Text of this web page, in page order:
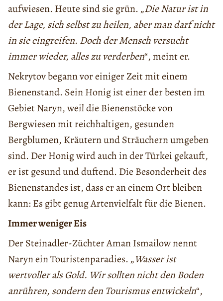
aufwiesen. Heute sind sie grün. „Die Natur ist in
der Lage, sich selbst zu heilen, aber man darf nicht
in sie eingreifen. Doch der Mensch versucht
immer wieder, alles zu verderben“, meint er.
Nekrytov begann vor einiger Zeit mit einem
Bienenstand. Sein Honig ist einer der besten im
Gebiet Naryn, weil die Bienenstöcke von
Bergwiesen mit reichhaltigen, gesunden
Bergblumen, Kräutern und Sträuchern umgeben
sind. Der Honig wird auch in der Türkei gekauft,
er ist gesund und duftend. Die Besonderheit des
Bienenstandes ist, dass er an einem Ort bleiben
kann: Es gibt genug Artenvielfalt für die Bienen.
Immer weniger Eis
Der Steinadler-Züchter Aman Ismailow nennt
Naryn ein Touristenparadies. „Wasser ist
wertvoller als Gold. Wir sollten nicht den Boden
anrühren, sondern den Tourismus entwickeln“,